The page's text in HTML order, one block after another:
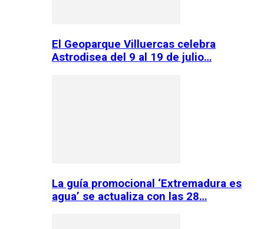
El Geoparque Villuercas celebra
Astrodisea del 9 al 19 de julio…
La guía promocional ‘Extremadura es
agua’ se actualiza con las 28…